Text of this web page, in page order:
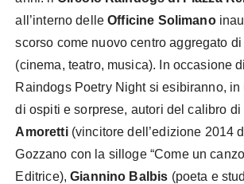
all’interno delleOfficine Solimano
scorso come nuovo centro aggregato
(cinema, teatro, musica). In occasione
Raindogs Poetry Night si esibiranno, in
di ospiti e sorprese, autori del calibro di
Amoretti(vincitore dell’edizione 2014
Gozzano con la silloge “Come un
Editrice),Giannino Balbis (poeta e